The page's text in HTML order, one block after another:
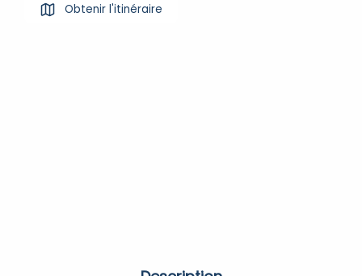
Obtenir l'itinéraire